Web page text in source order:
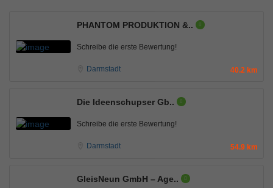
PHANTOM PRODUKTION &..
Schreibe die erste Bewertung!
Darmstadt 40.2 km
Die Ideenschupser Gb..
Schreibe die erste Bewertung!
Darmstadt 54.9 km
GleisNeun GmbH – Age..